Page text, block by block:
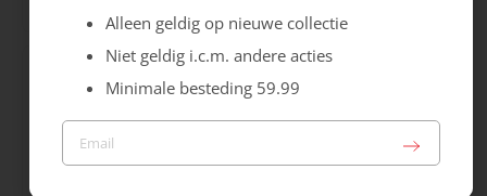
159.99
Alleen geldig op nieuwe collectie
Niet geldig i.c.m. andere acties
Minimale besteding 59.99